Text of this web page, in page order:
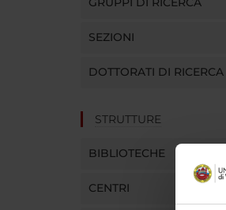
SEZIONI
DOTTORATI DI RICERCA
STRUTTURE
BIBLIOTECHE
CENTRI